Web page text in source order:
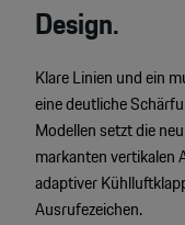
Design.
Klare Linien und ein
eine deutliche
Modellen setzt die
markanten vertikalen
adaptiver
Ausrufezeichen.